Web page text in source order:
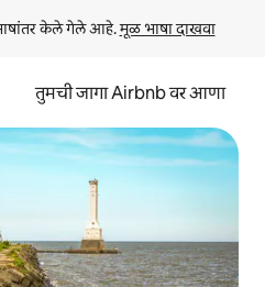
केले गेले आहे. मूळ भाषा दाखवा
तुमची जागा Airbnb वर आणा